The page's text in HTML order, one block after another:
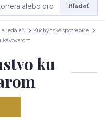
Hľadať
a jedáleň
Kuchynské spotrebiče
kávovarom
ku